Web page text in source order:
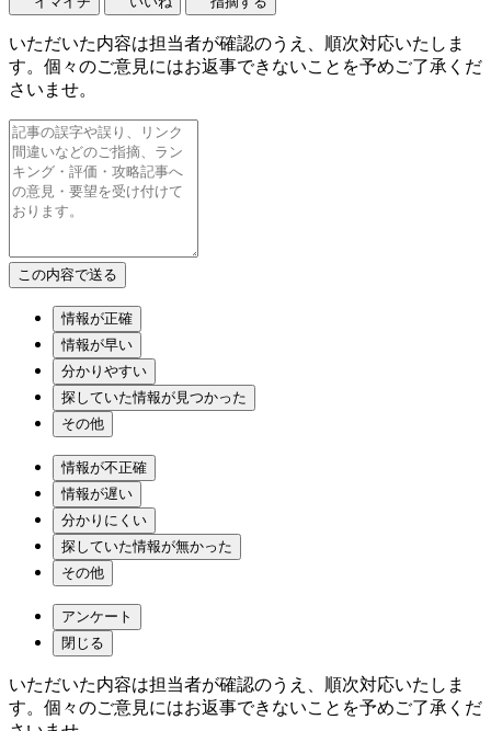
いただいた内容は担当者が確認のうえ、順次対応いたしま
す。個々のご意見にはお返事できないことを予めご了承くだ
さいませ。
情報が正確
情報が早い
分かりやすい
探していた情報が見つかった
その他
情報が不正確
情報が遅い
分かりにくい
探していた情報が無かった
その他
アンケート
閉じる
いただいた内容は担当者が確認のうえ、順次対応いたしま
す。個々のご意見にはお返事できないことを予めご了承くだ